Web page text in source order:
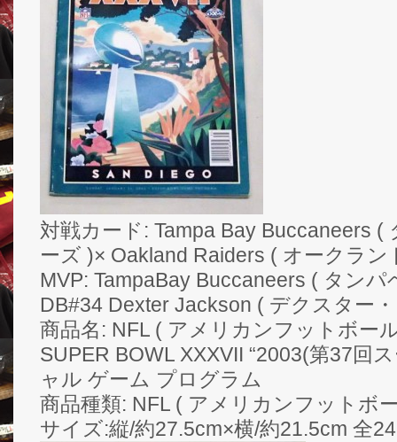
対戦カード: Tampa Bay Buccaneers
ーズ )× Oakland Raiders ( オークラン
MVP: TampaBay Buccaneers ( タン
DB#34 Dexter Jackson ( デクスター
商品名: NFL ( アメリカンフットボー
SUPER BOWL XXXVII “2003(第37回
ャル ゲーム プログラム
商品種類: NFL ( アメリカンフットボ
サイズ:縦/約27.5cm×横/約21.5cm 全